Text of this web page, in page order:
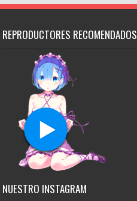
REPRODUCTORES RECOMENDADOS
NUESTRO INSTAGRAM